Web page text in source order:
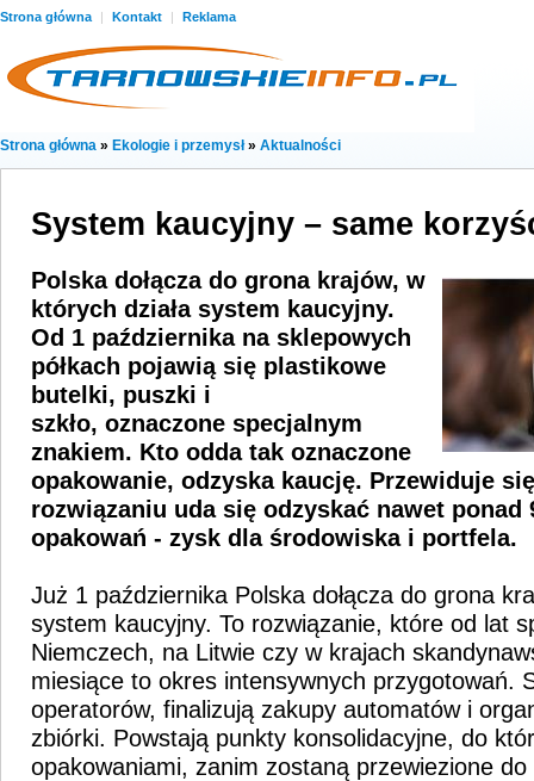
Strona główna | Kontakt | Reklama
Strona główna » Ekologie i przemysł» Aktualności
System kaucyjny – same
Polska dołącza do grona krajów, w
których działa system kaucyjny.
Od 1 października na sklepowych
półkach pojawią się plastikowe
butelki, puszki i
szkło, oznaczone specjalnym
znakiem. Kto odda tak oznaczone
opakowanie, odzyska kaucję. Przewiduje
rozwiązaniu uda się odzyskać nawet ponad
opakowań - zysk dla środowiska i portfela.
Już 1 października Polska dołącza do grona
system kaucyjny. To rozwiązanie, które od lat
Niemczech, na Litwie czy w krajach
miesiące to okres intensywnych przygotowań.
operatorów, finalizują zakupy automatów i
zbiórki. Powstają punkty konsolidacyjne, do
opakowaniami, zanim zostaną przewiezione